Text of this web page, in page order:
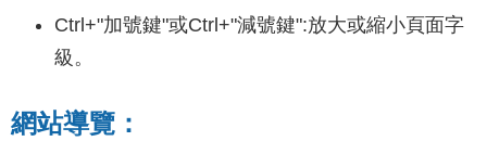
Ctrl+"加號鍵"或Ctrl+"減號鍵":放大或縮小頁面字
級。
網站導覽：